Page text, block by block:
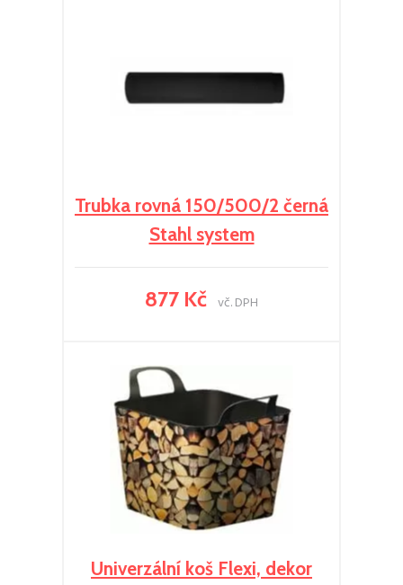
Trubka rovná 150/500/2 černá
Stahl system
877 Kč vč. DPH
Univerzální koš Flexi, dekor